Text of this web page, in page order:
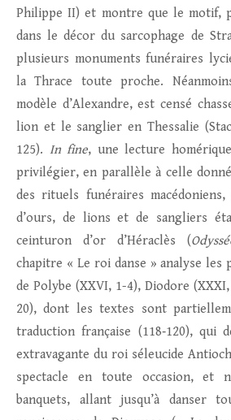
Philippe II) et montre que le motif,
dans le décor du sarcophage de
plusieurs monuments funéraires
la Thrace toute proche.
modèle d’Alexandre, est censé
lion et le sanglier en Thessalie
125). In fine, une lecture
privilégier, en parallèle à celle
des rituels funéraires
d’ours, de lions et de sangliers
ceinturon d’or d’Héraclès (
chapitre « Le roi danse » analyse les
de Polybe (XXVI, 1-4), Diodore
20), dont les textes sont
traduction française (118‑120), qui
extravagante du roi séleucide
spectacle en toute occasion, et
banquets, allant jusqu’à danser